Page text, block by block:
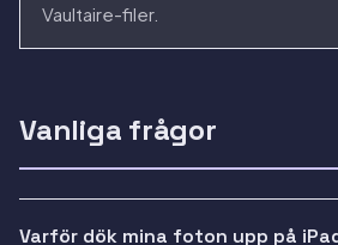
Vaultaire-filer.
Vanliga frågor
Varför dök mina foton upp på